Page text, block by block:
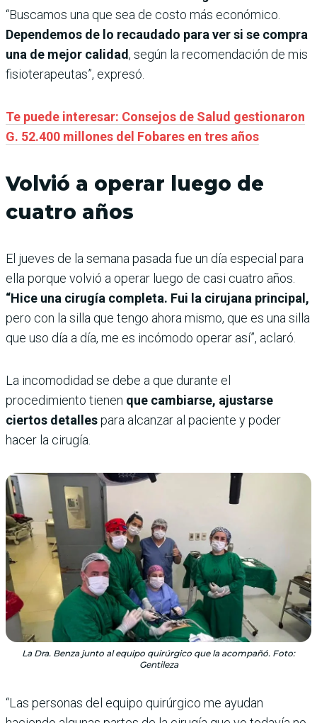
“Buscamos una que sea de costo más económico.
Dependemos de lo recaudado para ver si se compra
una de mejor calidad, según la recomendación de mis
fisioterapeutas”, expresó.
Te puede interesar: Consejos de Salud gestionaron
G. 52.400 millones del Fobares en tres años
Volvió a operar luego de
cuatro años
El jueves de la semana pasada fue un día especial para
ella porque volvió a operar luego de casi cuatro años.
“Hice una cirugía completa. Fui la cirujana principal,
pero con la silla que tengo ahora mismo, que es una silla
que uso día a día, me es incómodo operar así”, aclaró.
La incomodidad se debe a que durante el
procedimiento tienen que cambiarse, ajustarse
ciertos detallespara alcanzar al paciente y poder
hacer la cirugía.
La Dra. Benza junto al equipo quirúrgico que la acompañó. Foto:
Gentileza
“Las personas del equipo quirúrgico me ayudan